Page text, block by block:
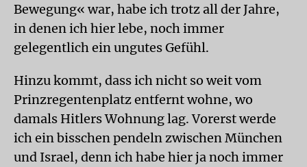
Bewegung« war, habe ich trotz all der Jahre,
in denen ich hier lebe, noch immer
gelegentlich ein ungutes Gefühl.
Hinzu kommt, dass ich nicht so weit vom
Prinzregentenplatz entfernt wohne, wo
damals Hitlers Wohnung lag. Vorerst werde
ich ein bisschen pendeln zwischen München
und Israel, denn ich habe hier ja noch immer